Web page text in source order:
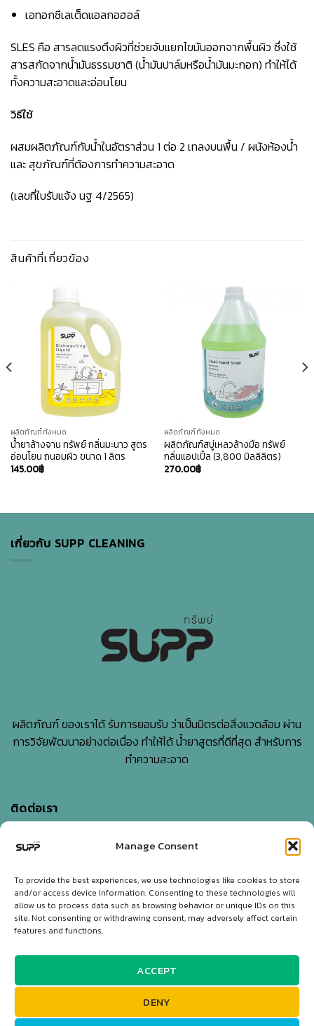
Manage Consent
To provide the best experiences, we use technologies like cookies to store
and/or access device information. Consenting to these technologies will
allow us to process data such as browsing behavior or unique IDs on this
site. Not consenting or withdrawing consent, may adversely affect certain
features and functions.
ACCEPT
DENY
เอทอกซีเลเต็ดแอลกอฮอล์
SLES คือ สารลดแรงตึงผิวที่ช่วยจับแยกไขมันออกจากพื้นผิว ซึ่งใช้
สารสกัดจากน้ำมันธรรมชาติ (น้ำมันปาล์มหรือน้ำมันมะกอก) ทำให้ได้
ทั้งความสะอาดและอ่อนโยน
วิธีใช้
ผสมผลิตภัณฑ์กับน้ำในอัตราส่วน 1 ต่อ 2 เทลงบนพื้น / ผนังห้องน้ำ
และ สุขภัณฑ์ที่ต้องการทำความสะอาด
(เลขที่ใบรับแจ้ง นฐ 4/2565)
สินค้าที่เกี่ยวข้อง
ผลิตภัณฑ์ทั้งหมด
น้ำยาล้างจาน ทรัพย์ กลิ่นมะนาว สูตร
อ่อนโยน ถนอมผิว ขนาด 1 ลิตร
145.00฿
ผลิตภัณฑ์ทั้งหมด
ผลิตภัณฑ์สบู่เหลวล้างมือ ทรัพย์
กลิ่นแอปเปิ้ล (3,800 มิลลิลิตร)
270.00฿
เกี่ยวกับ SUPP CLEANING
ผลิตภัณฑ์ ของเราได้ รับการยอมรับ ว่าเป็นมิตรต่อสิ่งแวดล้อม ผ่าน
การวิจัยพัฒนาอย่างต่อเนื่อง ทำให้ได้ น้ำยาสูตรที่ดีที่สุด สำหรับการ
ทำความสะอาด
ติดต่อเรา
บริษัท เอสแอนด์พี ไบโอเอ็นเนอร์ยี่ จำกัด
5-7 Sangchuto rd., Tharua, Tamaka, Kanchanaburi,
Thailand 71130
Tel:+66 34 562913, +66 62 410 3879
+66 65 237 9788
Email:info@supp-cleaning.com
Line OA:@suppcleaning